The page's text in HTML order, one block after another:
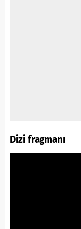
Dizi fragmanı